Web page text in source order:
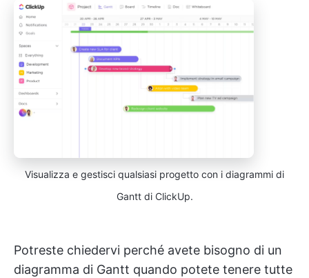
Visualizza e gestisci qualsiasi progetto con i diagrammi di
Gantt di ClickUp.
Potreste chiedervi perché avete bisogno di un
diagramma di Gantt quando potete tenere tutte